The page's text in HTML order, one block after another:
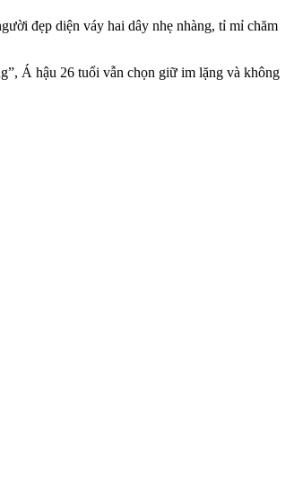
đẹp diện váy hai dây nhẹ nhàng, tỉ mỉ chăm
Á hậu 26 tuổi vẫn chọn giữ im lặng và không